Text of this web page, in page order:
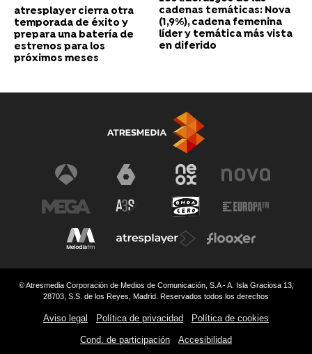
atresplayer cierra otra
temporada de éxito y
prepara una batería de
estrenos para los
próximos meses
cadenas temáticas: Nova
(1,9%), cadena femenina
líder y temática más vista
en diferido
© Atresmedia Corporación de Medios de Comunicación, S.A - A. Isla Graciosa 13,
28703, S.S. de los Reyes, Madrid. Reservados todos los derechos
Aviso legal Política de privacidad Política de cookies
Cond. de participación Accesibilidad